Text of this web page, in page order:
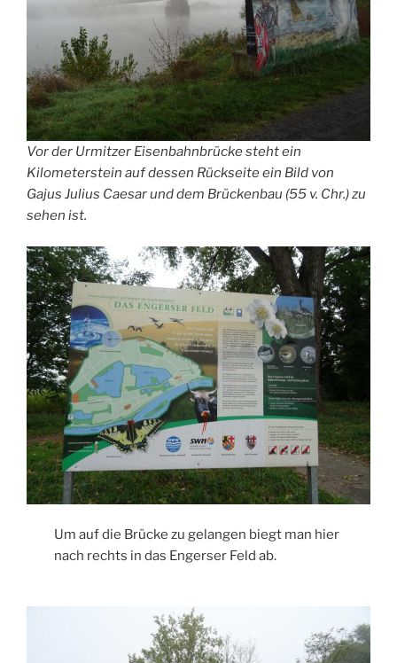
Vor der Urmitzer Eisenbahnbrücke steht ein
Kilometerstein auf dessen Rückseite ein Bild von
Gajus Julius Caesar und dem Brückenbau (55 v. Chr.) zu
sehen ist.
Um auf die Brücke zu gelangen biegt man hier
nach rechts in das Engerser Feld ab.